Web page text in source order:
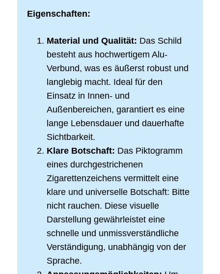
Eigenschaften:
Material und Qualität: Das Schild
besteht aus hochwertigem Alu-
Verbund, was es äußerst robust und
langlebig macht. Ideal für den
Einsatz in Innen- und
Außenbereichen, garantiert es eine
lange Lebensdauer und dauerhafte
Sichtbarkeit.
Klare Botschaft: Das Piktogramm
eines durchgestrichenen
Zigarettenzeichens vermittelt eine
klare und universelle Botschaft: Bitte
nicht rauchen. Diese visuelle
Darstellung gewährleistet eine
schnelle und unmissverständliche
Verständigung, unabhängig von der
Sprache.